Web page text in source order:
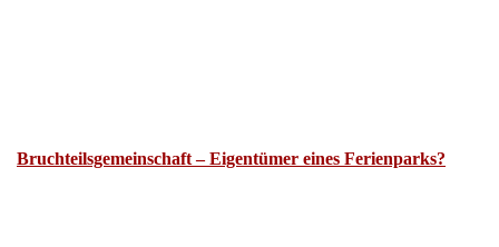
Bruchteilsgemeinschaft – Eigentümer eines Ferienparks?